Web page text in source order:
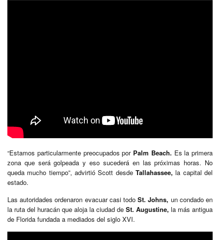
“Estamos particularmente preocupados por Palm Beach. Es la primera
zona que será golpeada y eso sucederá en las próximas horas. No
queda mucho tiempo”, advirtió Scott desde Tallahassee, la capital del
estado.
Las autoridades ordenaron evacuar casi todoSt. Johns, un condado en
la ruta del huracán que aloja la ciudad de St. Augustine, la más antigua
de Florida fundada a mediados del siglo XVI.